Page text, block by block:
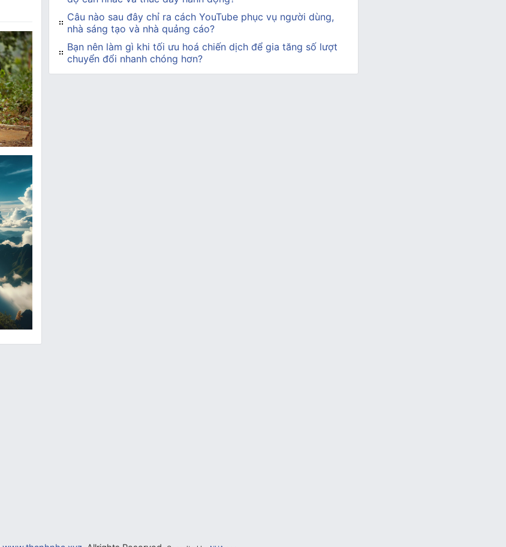
Câu nào sau đây chỉ ra cách YouTube phục vụ người dùng,
nhà sáng tạo và nhà quảng cáo?
Bạn nên làm gì khi tối ưu hoá chiến dịch để gia tăng số lượt
chuyển đổi nhanh chóng hơn?